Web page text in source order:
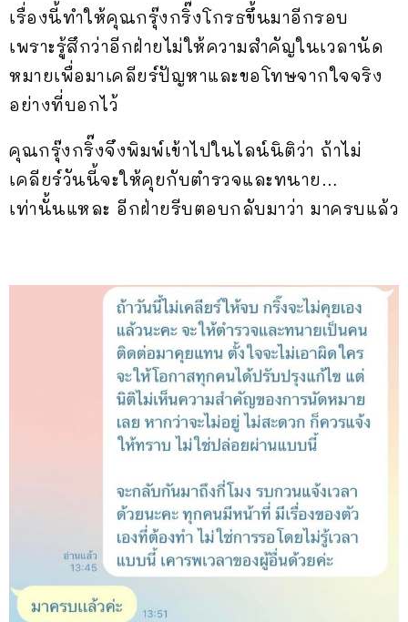
เรื่องนี้ทำให้คุณกรุ๊งกริ๊งโกรธขึ้นมาอีกรอบ
เพราะรู้สึกว่าอีกฝ่ายไม่ให้ความสำคัญในเวลานัด
หมายเพื่อมาเคลียร์ปัญหาและขอโทษจากใจจริง
อย่างที่บอกไว้
คุณกรุ๊งกริ๊งจึงพิมพ์เข้าไปในไลน์นิติว่า ถ้าไม่
เคลียร์วันนี้จะให้คุยกับตำรวจและทนาย…
เท่านั้นแหละ อีกฝ่ายรีบตอบกลับมาว่า มาครบแล้ว